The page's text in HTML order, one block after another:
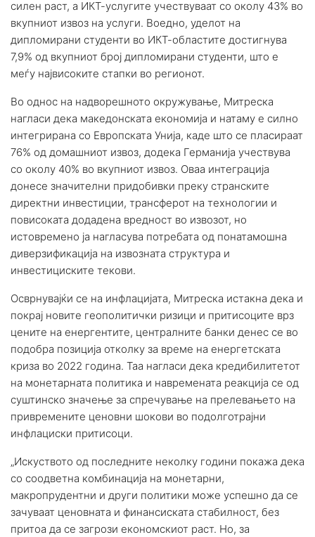
силен раст, а ИКТ-услугите учествуваат со околу 43% во
вкупниот извоз на услуги. Воедно, уделот на
дипломирани студенти во ИКТ-областите достигнува
7,9% од вкупниот број дипломирани студенти, што е
меѓу највисоките стапки во регионот.
Во однос на надворешното окружување, Митреска
нагласи дека македонската економија и натаму е силно
интегрирана со Европската Унија, каде што се пласираат
76% од домашниот извоз, додека Германија учествува
со околу 40% во вкупниот извоз. Оваа интеграција
донесе значителни придобивки преку странските
директни инвестиции, трансферот на технологии и
повисоката додадена вредност во извозот, но
истовремено ја нагласува потребата од понатамошна
диверзификација на извозната структура и
инвестициските текови.
Осврнувајќи се на инфлацијата, Митреска истакна дека и
покрај новите геополитички ризици и притисоците врз
цените на енергентите, централните банки денес се во
подобра позиција отколку за време на енергетската
криза во 2022 година. Таа нагласи дека кредибилитетот
на монетарната политика и навремената реакција се од
суштинско значење за спречување на прелевањето на
привремените ценовни шокови во подолготрајни
инфлациски притисоци.
„Искуството од последните неколку години покажа дека
со соодветна комбинација на монетарни,
макропрудентни и други политики може успешно да се
зачуваат ценовната и финансиската стабилност, без
притоа да се загрози економскиот раст. Но, за